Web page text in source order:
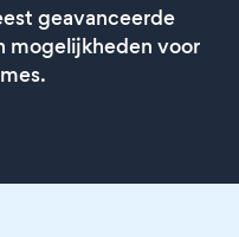
geavanceerde
mogelijkheden voor